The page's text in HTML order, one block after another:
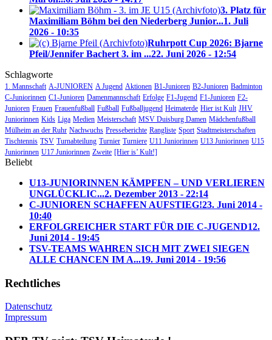
3. Platz für
Maximiliam Böhm bei den Niederberg Junior...1. Juli
2026 - 10:35
Ruhrpott Cup 2026: Bjarne
Pfeil/Jennifer Bachert 3. im ...22. Juni 2026 - 12:54
Schlagworte
1. Mannschaft A-JUNIOREN A Jugend Aktionen B1-Junioren B2-Junioren Badminton
C-Juniorinnen C1-Junioren Damenmannschaft Erfolge F1-Jugend F1-Junioren F2-
Junioren Frauen Frauenfußball Fußball Fußballjugend Heimaterde Hier ist Kult JHV
Juniorinnen Kids Liga Medien Meisterschaft MSV Duisburg Damen Mädchenfußball
Mülheim an der Ruhr Nachwuchs Presseberichte Rangliste Sport Stadtmeisterschaften
Tischtennis TSV Turnabteilung Turnier Turniere U11 Juniorinnen U13 Juniorinnen U15
Juniorinnen U17 Juniorinnen Zweite [Hier is’ Kult!]
Beliebt
U13-JUNIORINNEN KÄMPFEN – UND VERLIEREN
UNGLÜCKLIC...2. Dezember 2013 - 22:14
C-JUNIOREN SCHAFFEN AUFSTIEG!23. Juni 2014 -
10:40
ERFOLGREICHER START FÜR DIE C-JUGEND12.
Juni 2014 - 19:45
TSV-TEAMS WAHREN SICH MIT ZWEI SIEGEN
ALLE CHANCEN IM A...19. Juni 2014 - 19:56
Rechtliches
Datenschutz
Impressum